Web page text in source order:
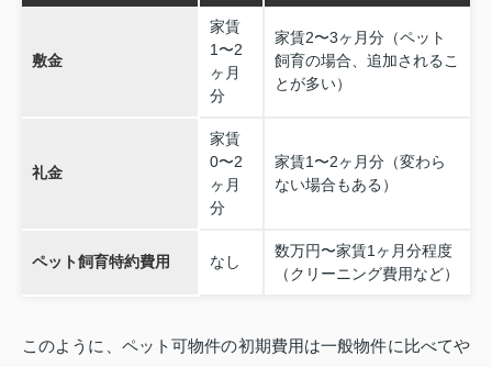
敷金
家賃
1〜2
ヶ月
分
家賃2〜3ヶ月分（ペット
飼育の場合、追加されるこ
とが多い）
礼金
家賃
0〜2
ヶ月
分
家賃1〜2ヶ月分（変わら
ない場合もある）
ペット飼育特約費用 なし
数万円〜家賃1ヶ月分程度
（クリーニング費用など）
このように、ペット可物件の初期費用は一般物件に比べてや